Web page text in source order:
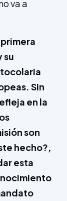
va a
su
Sin
en la
son
hecho?,
esta